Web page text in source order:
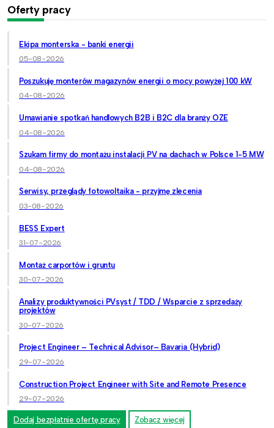
Oferty pracy
Ekipa monterska - banki energii
05-08-2026
Poszukuję monterów magazynów energii o mocy powyżej 100 kW
04-08-2026
Umawianie spotkań handlowych B2B i B2C dla branży OZE
04-08-2026
Szukam firmy do montażu instalacji PV na dachach w Polsce 1-5 MW
04-08-2026
Serwisy, przeglądy fotowoltaika - przyjmę zlecenia
03-08-2026
BESS Expert
31-07-2026
Montaż carportów i gruntu
30-07-2026
Analizy produktywności PVsyst / TDD / Wsparcie z sprzedaży
projektów
30-07-2026
Project Engineer – Technical Advisor– Bavaria (Hybrid)
29-07-2026
Construction Project Engineer with Site and Remote Presence
29-07-2026
Dodaj bezpłatnie ofertę pracy Zobacz więcej